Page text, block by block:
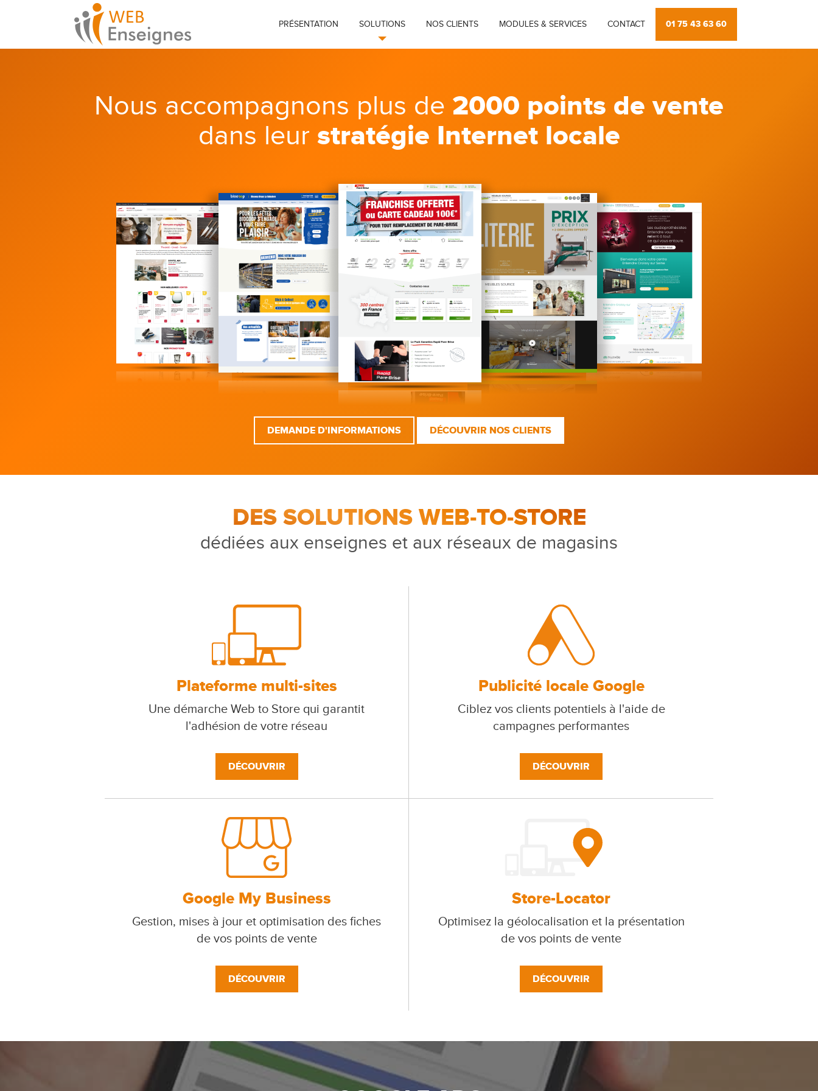
PRÉSENTATION SOLUTIONS NOS CLIENTS MODULES & SERVICES CONTACT 01 75 43 63 60
Nous accompagnons plus de 2000 points de vente
dans leur stratégie Internet locale
DEMANDE D'INFORMATIONS DÉCOUVRIR NOS CLIENTS
DES SOLUTIONS WEB-TO-STORE
dédiées aux enseignes et aux réseaux de magasins
Plateforme multi-sites
Une démarche Web to Store qui garantit
l'adhésion de votre réseau
DÉCOUVRIR
Publicité locale Google
Ciblez vos clients potentiels à l'aide de
campagnes performantes
DÉCOUVRIR
Google My Business
Gestion, mises à jour et optimisation des fiches
de vos points de vente
DÉCOUVRIR
Store-Locator
Optimisez la géolocalisation et la présentation
de vos points de vente
DÉCOUVRIR